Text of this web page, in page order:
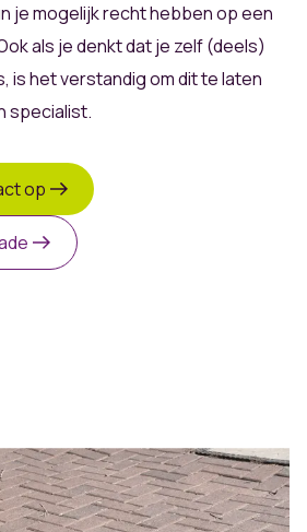
je mogelijk recht hebben op een
als je denkt dat je zelf (deels)
is het verstandig om dit te laten
specialist.
op